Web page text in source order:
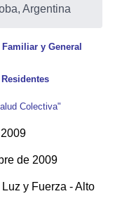
Argentina
y General
Colectiva"
de 2009
y Fuerza - Alto